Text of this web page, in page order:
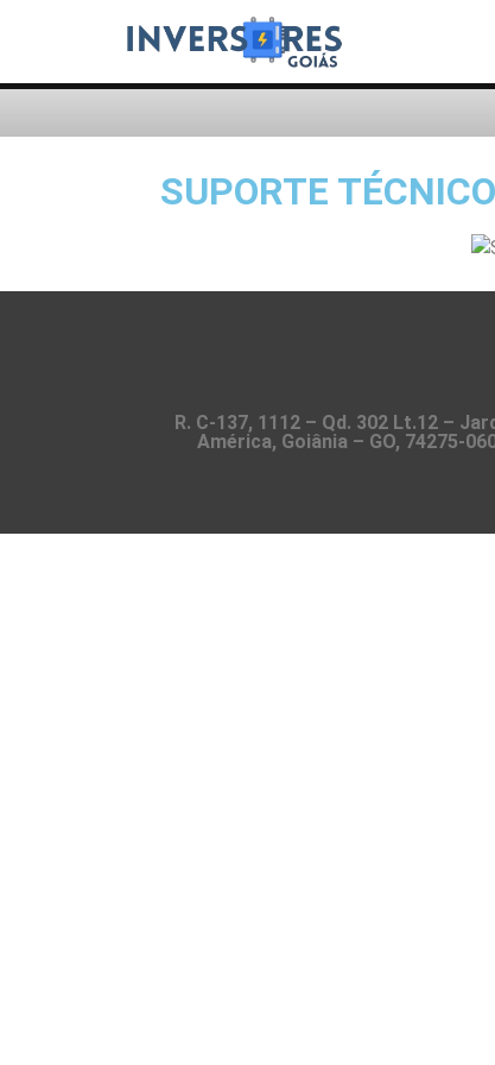
SUPORTE
R. C-137, 1112 – Qd. 302 Lt.12 –
América, Goiânia – GO, 74275-